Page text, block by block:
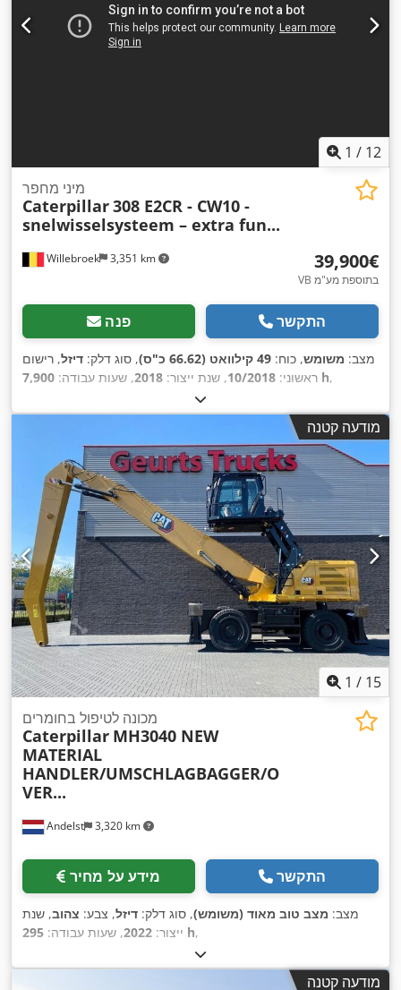
1 / 12
Willebroek 3,351 km
מיני מחפר
Caterpillar308 E2CR - CW10 -
snelwisselsysteem – extra fun...
‏39,900 ‏€
VB בתוספת מע"מ
פנה התקשר
מצב: משומש, כוח: 49 קילוואט (66.62 כ"ס) , סוג דלק: דיזל, רישום
ראשוני: 10/2018, שנת ייצור: 2018, שעות עבודה: 7,900 h,
מודעה קטנה
1 / 15
Andelst 3,320 km
מכונה לטיפול בחומרים
Caterpillar MH3040 NEW
MATERIAL
HANDLER/UMSCHLAGBAGGER/O
VER...
מידע על מחיר התקשר
מצב: מצב טוב מאוד (משומש), סוג דלק: דיזל, צבע: צהוב, שנת
ייצור: 2022, שעות עבודה: 295 h,
מודעה קטנה